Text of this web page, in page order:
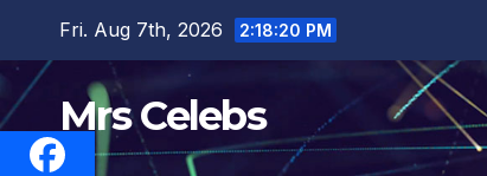
content
Fri. Aug 7th, 2026 2:18:22 PM
Mrs Celebs